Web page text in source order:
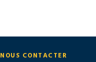
NOUS CONTACTER